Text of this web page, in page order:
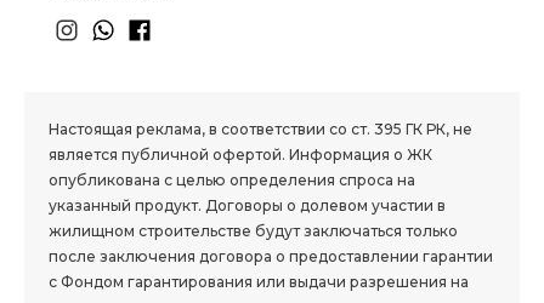
Настоящая реклама, в соответствии со ст. 395 ГК РК, не
является публичной офертой. Информация о ЖК
опубликована с целью определения спроса на
указанный продукт. Договоры о долевом участии в
жилищном строительстве будут заключаться только
после заключения договора о предоставлении гарантии
с Фондом гарантирования или выдачи разрешения на